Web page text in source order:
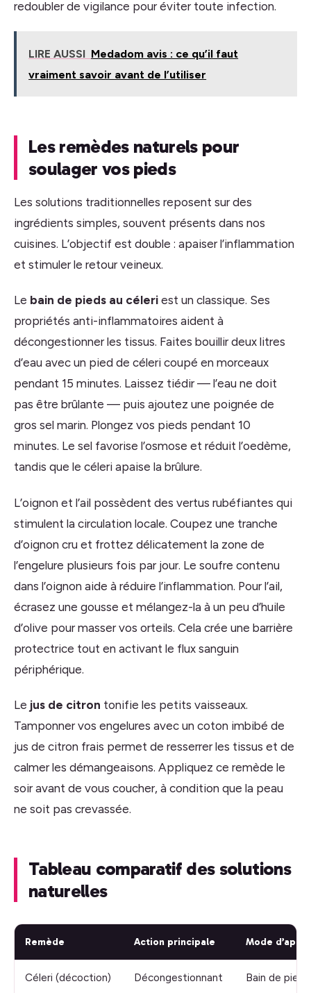
redoubler de vigilance pour éviter toute infection.
LIRE AUSSI Medadom avis : ce qu’il faut
vraiment savoir avant de l’utiliser
Les remèdes naturels pour
soulager vos pieds
Les solutions traditionnelles reposent sur des
ingrédients simples, souvent présents dans nos
cuisines. L’objectif est double : apaiser l’inflammation
et stimuler le retour veineux.
Le bain de pieds au céleri est un classique. Ses
propriétés anti-inflammatoires aident à
décongestionner les tissus. Faites bouillir deux litres
d’eau avec un pied de céleri coupé en morceaux
pendant 15 minutes. Laissez tiédir — l’eau ne doit
pas être brûlante — puis ajoutez une poignée de
gros sel marin. Plongez vos pieds pendant 10
minutes. Le sel favorise l’osmose et réduit l’oedème,
tandis que le céleri apaise la brûlure.
L’oignon et l’ail possèdent des vertus rubéfiantes qui
stimulent la circulation locale. Coupez une tranche
d’oignon cru et frottez délicatement la zone de
l’engelure plusieurs fois par jour. Le soufre contenu
dans l’oignon aide à réduire l’inflammation. Pour l’ail,
écrasez une gousse et mélangez-la à un peu d’huile
d’olive pour masser vos orteils. Cela crée une barrière
protectrice tout en activant le flux sanguin
périphérique.
Le jus de citron tonifie les petits vaisseaux.
Tamponner vos engelures avec un coton imbibé de
jus de citron frais permet de resserrer les tissus et de
calmer les démangeaisons. Appliquez ce remède le
soir avant de vous coucher, à condition que la peau
ne soit pas crevassée.
Tableau comparatif des solutions
naturelles
Remède Action principale Mode
Céleri (décoction) Décongestionnant Bain de